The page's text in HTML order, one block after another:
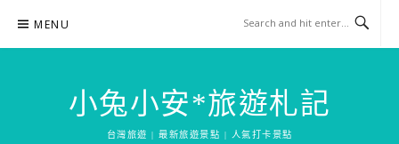
content
MENU
小兔小安*旅遊札記
台灣旅遊 | 最新旅遊景點 | 人氣打卡景點